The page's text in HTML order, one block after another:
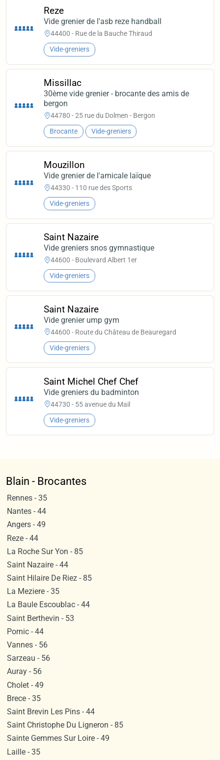
Reze
Vide grenier de l'asb reze handball
44400 - Rue de la Bauche Thiraud
Vide-greniers
Missillac
30ème vide grenier - brocante des amis de
bergon
44780 - 25 rue du Dolmen - Bergon
Brocante Vide-greniers
Mouzillon
Vide grenier de l'amicale laïque
44330 - 110 rue des Sports
Vide-greniers
Saint Nazaire
Vide greniers snos gymnastique
44600 - Boulevard Albert 1er
Vide-greniers
Saint Nazaire
Vide grenier ump gym
44600 - Route du Château de Beauregard
Vide-greniers
Saint Michel Chef Chef
Vide greniers du badminton
44730 - 55 avenue du Mail
Vide-greniers
Blain - Brocantes
Rennes - 35
Nantes - 44
Angers - 49
Reze - 44
La Roche Sur Yon - 85
Saint Nazaire - 44
Saint Hilaire De Riez - 85
La Meziere - 35
La Baule Escoublac - 44
Saint Berthevin - 53
Pornic - 44
Vannes - 56
Sarzeau - 56
Auray - 56
Cholet - 49
Brece - 35
Saint Brevin Les Pins - 44
Saint Christophe Du Ligneron - 85
Sainte Gemmes Sur Loire - 49
Laille - 35